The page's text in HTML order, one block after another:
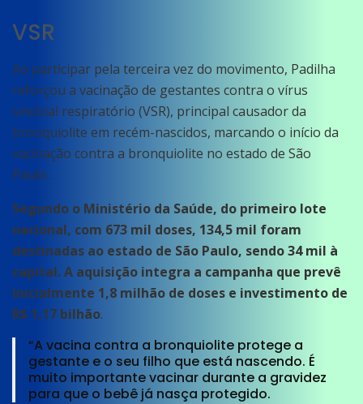
VSR
Ao participar pela terceira vez do movimento, Padilha
reforçou a vacinação de gestantes contra o vírus
sincicial respiratório (VSR), principal causador da
bronquiolite em recém-nascidos, marcando o início da
vacinação contra a bronquiolite no estado de São
Paulo.
Segundo o Ministério da Saúde, do primeiro lote
nacional, com 673 mil doses, 134,5 mil foram
destinadas ao estado de São Paulo, sendo 34 mil à
capital. A aquisição integra a campanha que prevê
inicialmente 1,8 milhão de doses e investimento de
R$ 1,17 bilhão.
“A vacina contra a bronquiolite protege a
gestante e o seu filho que está nascendo. É
muito importante vacinar durante a gravidez
para que o bebê já nasça protegido.